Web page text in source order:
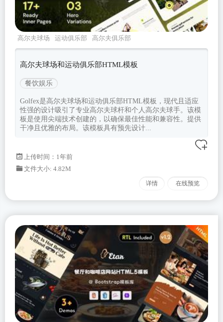
高尔夫球场 运动俱乐部
高尔夫俱乐部
高尔夫球场和运动俱乐部HTML模板
餐饮娱乐
Golfex是高尔夫球场和运动俱乐部HTML模板，现代且适应
性强的设计吸引了专业高尔夫球杆和个人高尔夫球手。该模
板是使用尖端技术创建的，以确保最佳性能和兼容性。提供
干净且优雅的布局。该模板具有预先设计...
上传时间：1年前
文件大小: 4.82M
详情 在线预览